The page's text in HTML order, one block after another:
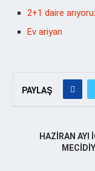
2+1 daire
Ev ariyan
PAYLAŞ
HAZİRAN AYI